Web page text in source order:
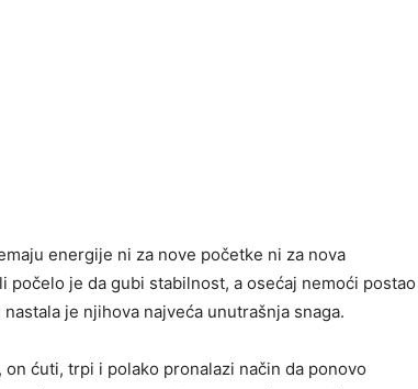
energije ni za nove početke ni za nova
počelo je da gubi stabilnost, a osećaj nemoći postao
je njihova najveća unutrašnja snaga.
ćuti, trpi i polako pronalazi način da ponovo